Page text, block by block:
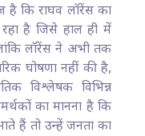
है कि राघव लॉरेंस का
रहा है जिसे हाल ही में
लॉरेंस ने अभी तक
घोषणा नहीं की है,
विश्लेषक विभिन्न
का मानना है कि
हैं तो उन्हें जनता का